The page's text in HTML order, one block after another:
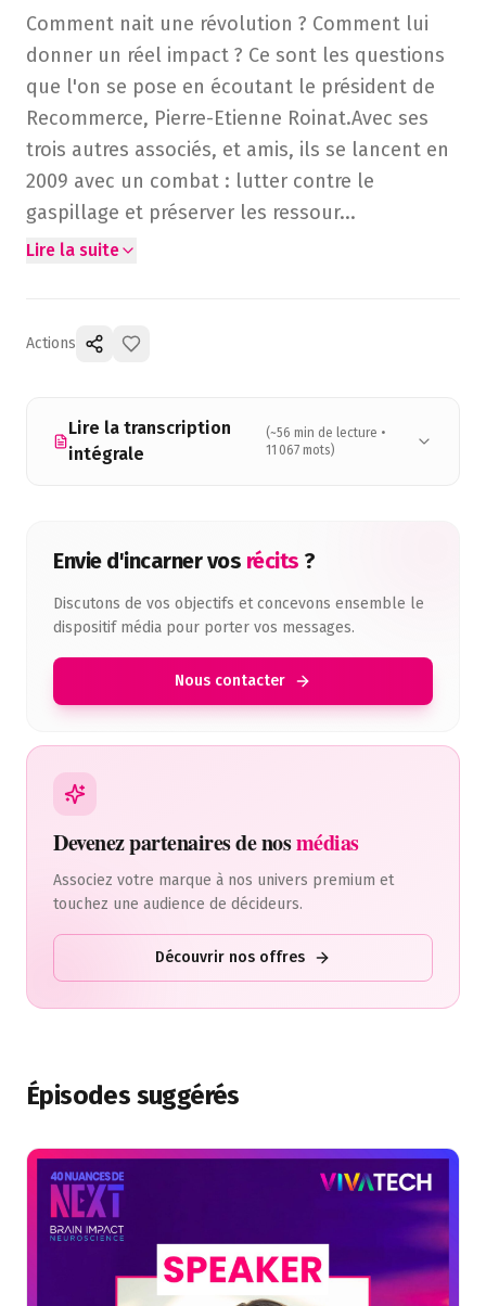
Comment nait une révolution ? Comment lui donner un
Comment nait une révolution ? Comment lui
donner un réel impact ? Ce sont les questions
que l'on se pose en écoutant le président de
Recommerce, Pierre-Etienne Roinat.Avec ses
trois autres associés, et amis, ils se lancent en
2009 avec un combat : lutter contre le
gaspillage et préserver les ressour...
Lire la suite
Actions
Lire la transcription
intégrale
(~56 min de lecture •
11 067 mots)
Envie d'incarner vos récits ?
Discutons de vos objectifs et concevons ensemble le
dispositif média pour porter vos messages.
Nous contacter
Devenez partenaires de nosmédias
Associez votre marque à nos univers premium et
touchez une audience de décideurs.
Découvrir nos offres
Épisodes suggérés